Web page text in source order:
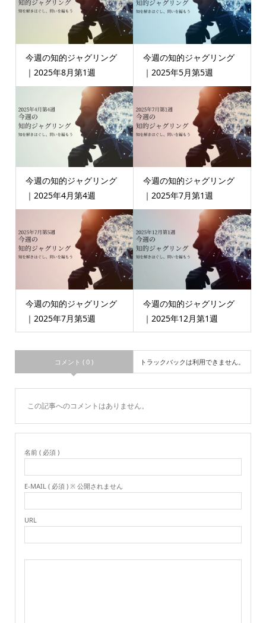
今週の知的ジャグリング
｜2025年8月第1週
今週の知的ジャグリング
｜2025年5月第5週
今週の知的ジャグリング
｜2025年4月第4週
今週の知的ジャグリング
｜2025年7月第1週
今週の知的ジャグリング
｜2025年7月第5週
今週の知的ジャグリング
｜2025年12月第1週
コメント ( 0 ) トラックバックは利用できません。
この記事へのコメントはありません。
名前 ( 必須 )
E-MAIL ( 必須 ) ※ 公開されません
URL